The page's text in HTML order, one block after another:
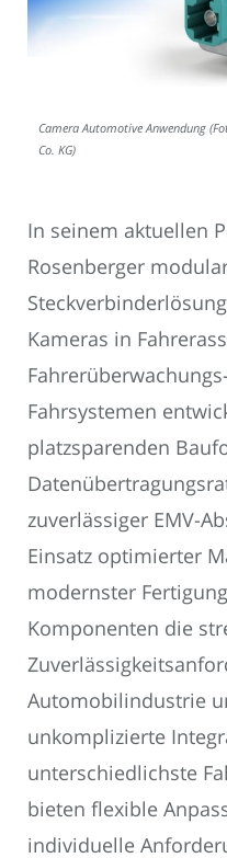
Camera Automotive Anwendung
Co. KG)
In seinem aktuellen
Rosenberger
Kameras in
Fahrsystemen
platzsparenden
zuverlässiger EMV-
Einsatz optimierter
modernster
Komponenten die
Automobilindustrie
unkomplizierte
unterschiedlichste
bieten flexible
individuelle